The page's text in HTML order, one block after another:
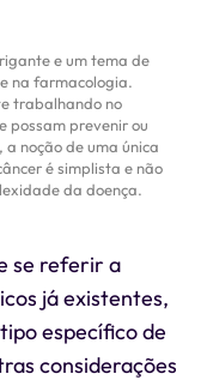
e um tema de
na farmacologia.
trabalhando no
possam prevenir ou
noção de uma única
é simplista e não
da doença.
se referir a
já existentes,
específico de
considerações